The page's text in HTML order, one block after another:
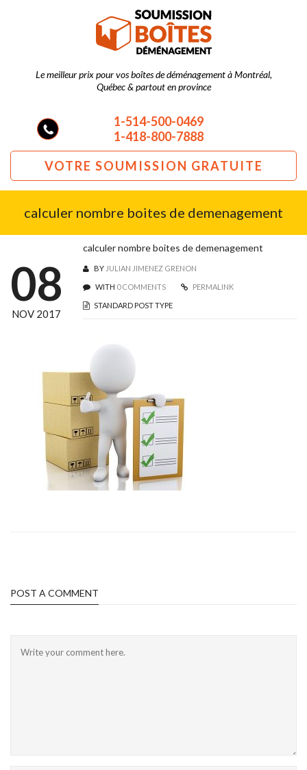
Le meilleur prix pour vos boîtes de déménagement à Montréal,
Québec & partout en province
1-514-500-0469
1-418-800-7888
VOTRE SOUMISSION GRATUITE
calculer nombre boites de demenagement
08
NOV 2017
calculer nombre boites de demenagement
BY JULIAN JIMENEZ GRENON
WITH 0 COMMENTS PERMALINK
STANDARD POST TYPE
POST A COMMENT